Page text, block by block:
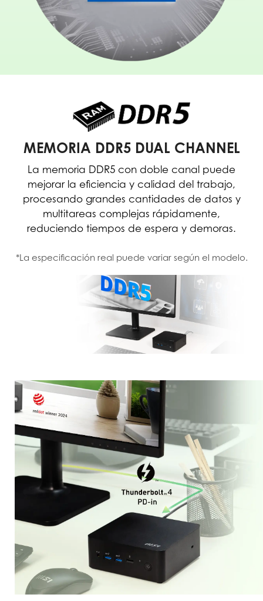
MEMORIA DDR5 DUAL CHANNEL
La memoria DDR5 con doble canal puede
mejorar la eficiencia y calidad del trabajo,
procesando grandes cantidades de datos y
multitareas complejas rápidamente,
reduciendo tiempos de espera y demoras.
*La especificación real puede variar según el modelo.